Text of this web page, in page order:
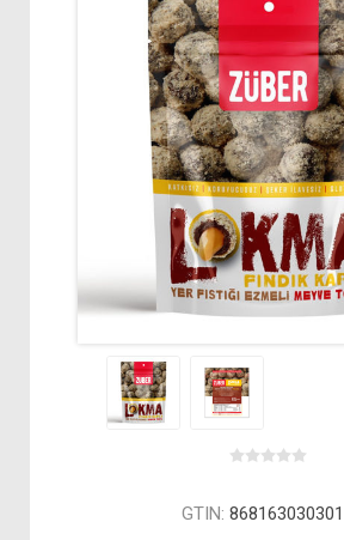
GTIN: